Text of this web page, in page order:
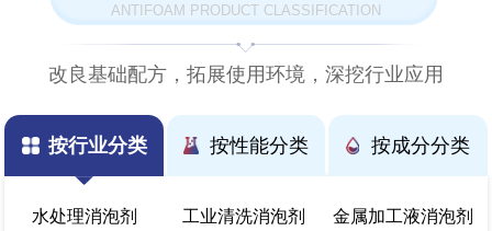
ANTIFOAM PRODUCT CLASSIFICATION
改良基础配方，拓展使用环境，深挖行业应用
按行业分类
水处理消泡剂 工业清洗消泡剂 金属加工液消泡剂
按性能分类 按成分分类